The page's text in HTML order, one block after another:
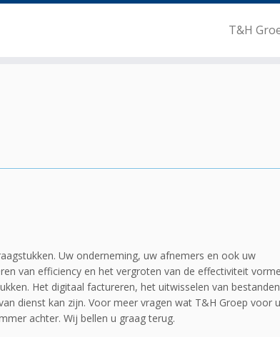
T&H
Uw onderneming, uw afnemers en ook uw
van efficiency en het vergroten van de effectiviteit
Het digitaal factureren, het uitwisselen van
dienst kan zijn. Voor meer vragen wat T&H Groep voor
achter. Wij bellen u graag terug.